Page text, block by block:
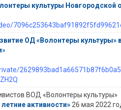
культуры Новгородской
ОД «Волонтеры культуры»
»
ВОД «Волонтеры культуры»
активности»26 мая 2022